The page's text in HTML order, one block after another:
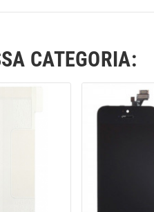
CATEGORIA: